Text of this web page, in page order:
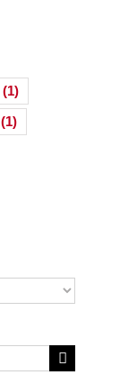
(1)
(1)